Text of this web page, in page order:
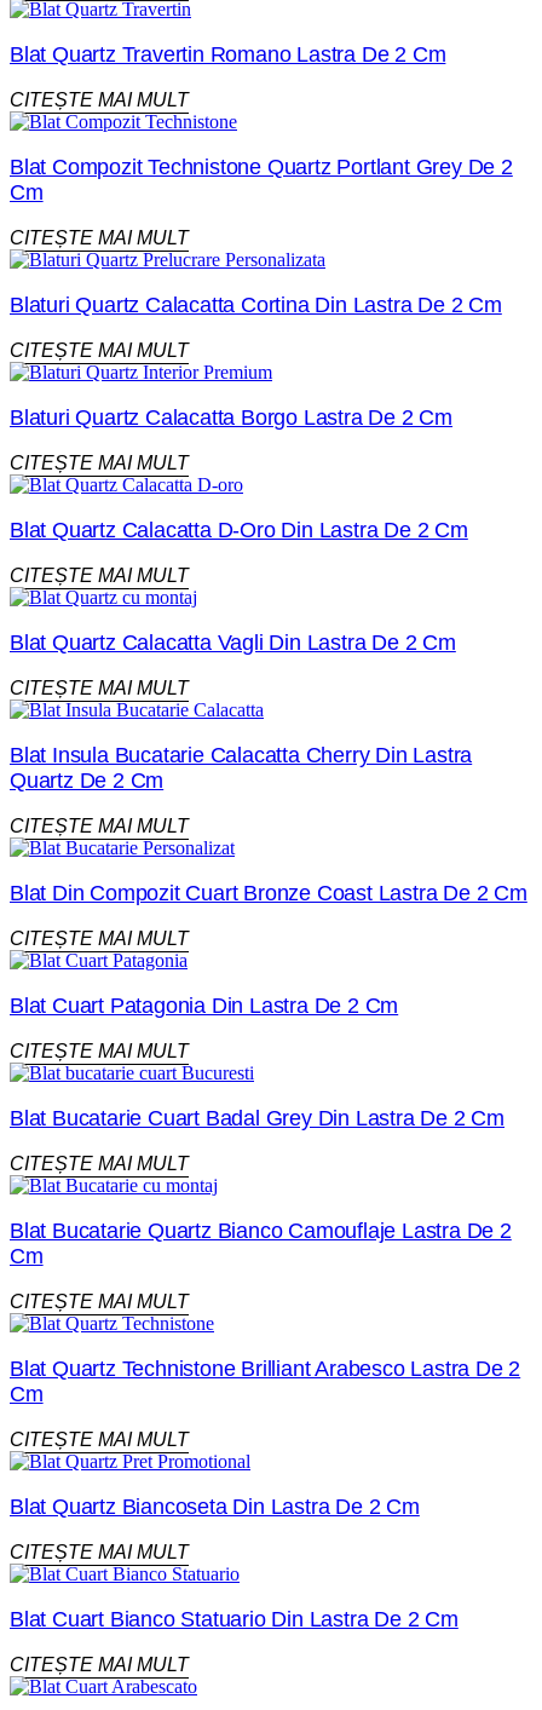
Blat Quartz Travertin Romano Lastra De 2 Cm
CITEȘTE MAI MULT
Blat Compozit Technistone Quartz Portlant Grey De 2
Cm
CITEȘTE MAI MULT
Blaturi Quartz Calacatta Cortina Din Lastra De 2 Cm
CITEȘTE MAI MULT
Blaturi Quartz Calacatta Borgo Lastra De 2 Cm
CITEȘTE MAI MULT
Blat Quartz Calacatta D-Oro Din Lastra De 2 Cm
CITEȘTE MAI MULT
Blat Quartz Calacatta Vagli Din Lastra De 2 Cm
CITEȘTE MAI MULT
Blat Insula Bucatarie Calacatta Cherry Din Lastra
Quartz De 2 Cm
CITEȘTE MAI MULT
Blat Din Compozit Cuart Bronze Coast Lastra De 2 Cm
CITEȘTE MAI MULT
Blat Cuart Patagonia Din Lastra De 2 Cm
CITEȘTE MAI MULT
Blat Bucatarie Cuart Badal Grey Din Lastra De 2 Cm
CITEȘTE MAI MULT
Blat Bucatarie Quartz Bianco Camouflaje Lastra De 2
Cm
CITEȘTE MAI MULT
Blat Quartz Technistone Brilliant Arabesco Lastra De 2
Cm
CITEȘTE MAI MULT
Blat Quartz Biancoseta Din Lastra De 2 Cm
CITEȘTE MAI MULT
Blat Cuart Bianco Statuario Din Lastra De 2 Cm
CITEȘTE MAI MULT